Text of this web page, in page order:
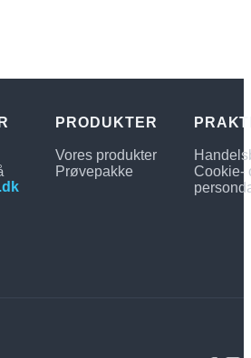
PRODUKTER
Vores produkter
Prøvepakke
Cookie-